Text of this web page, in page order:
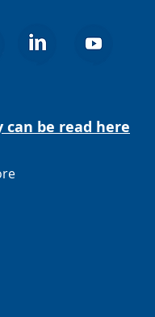
be read here